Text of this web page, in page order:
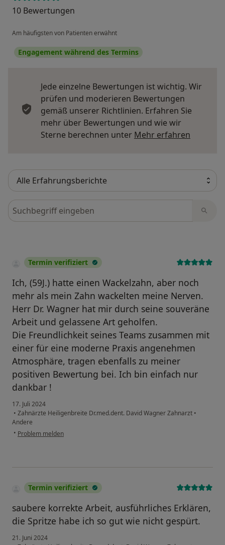
10 Bewertungen
Am häufigsten von Patienten erwähnt
Engagement während des Termins
Jede einzelne Bewertungen ist wichtig. Wir
prüfen und moderieren Bewertungen
gemäß unserer Richtlinien. Erfahren Sie
mehr über Bewertungen und wie wir
Sterne berechnen unter Mehr erfahren
Bewertungen durchsuchen
Termin verifiziert
Ich, (59J.) hatte einen Wackelzahn, aber noch
mehr als mein Zahn wackelten meine Nerven.
Herr Dr. Wagner hat mir durch seine souveräne
Arbeit und gelassene Art geholfen.
Die Freundlichkeit seines Teams zusammen mit
einer für eine moderne Praxis angenehmen
Atmosphäre, tragen ebenfalls zu meiner
positiven Bewertung bei. Ich bin einfach nur
dankbar !
17. Juli 2024
• Zahnärzte Heiligenbreite Dr.med.dent. David Wagner Zahnarzt •
Andere
• Problem melden
Termin verifiziert
saubere korrekte Arbeit, ausführliches Erklären,
die Spritze habe ich so gut wie nicht gespürt.
21. Juni 2024